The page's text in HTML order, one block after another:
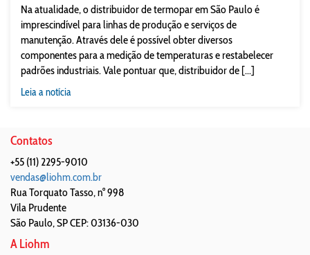
Na atualidade, o distribuidor de termopar em São Paulo é
imprescindível para linhas de produção e serviços de
manutenção. Através dele é possível obter diversos
componentes para a medição de temperaturas e restabelecer
padrões industriais. Vale pontuar que, distribuidor de [...]
Leia a notícia
Contatos
+55 (11) 2295-9010
vendas@liohm.com.br
Rua Torquato Tasso, n° 998
Vila Prudente
São Paulo,SPCEP: 03136-030
A Liohm